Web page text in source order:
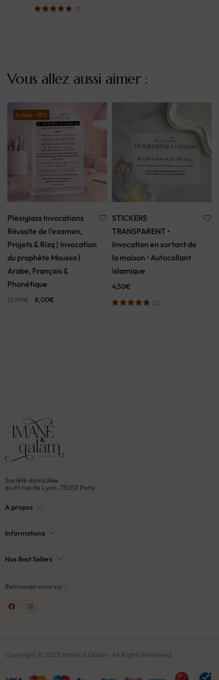
(1)
Vous allez aussi aimer :
Soldes -38%
Plexiglass Invocations
Réussite de l’examen,
Projets & Rizq | Invocation
du prophète Moussa |
Arabe, Français &
Phonétique
12,90€ 8,00€
STICKERS
TRANSPARENT •
Invocation en sortant de
la maison • Autocollant
islamique
4,50€
(2)
Société domiciliée
au 61 rue de Lyon, 75012 Paris
A propos
Informations
Nos Best Sellers
Retrouvez-nous sur :
Copyright © 2025 Imane & Qalam. All Rights Reserved